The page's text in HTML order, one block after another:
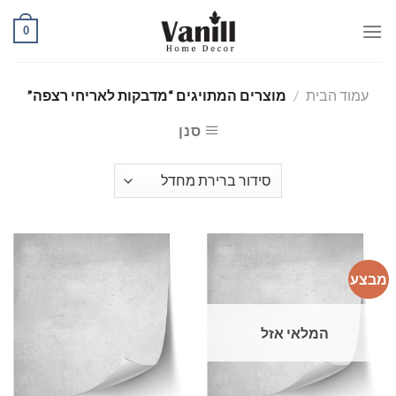
0
עמוד הבית / מוצרים המתויגים “מדבקות לאריחי רצפה”
סנן
מבצע
המלאי אזל